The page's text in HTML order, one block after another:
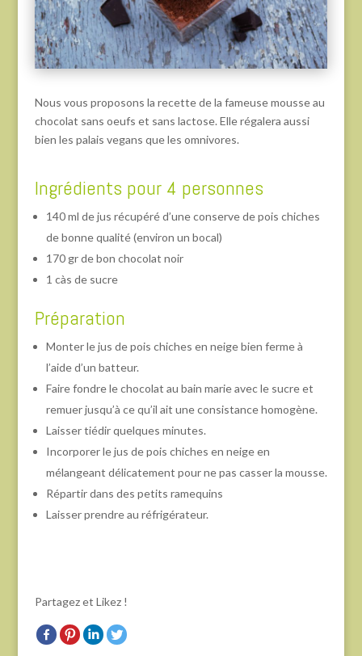
Nous vous proposons la recette de la fameuse mousse au
chocolat sans oeufs et sans lactose. Elle régalera aussi
bien les palais vegans que les omnivores.
Ingrédients pour 4 personnes
140 ml de jus récupéré d’une conserve de pois chiches
de bonne qualité (environ un bocal)
170 gr de bon chocolat noir
1 càs de sucre
Préparation
Monter le jus de pois chiches en neige bien ferme à
l’aide d’un batteur.
Faire fondre le chocolat au bain marie avec le sucre et
remuer jusqu’à ce qu’il ait une consistance homogène.
Laisser tiédir quelques minutes.
Incorporer le jus de pois chiches en neige en
mélangeant délicatement pour ne pas casser la mousse.
Répartir dans des petits ramequins
Laisser prendre au réfrigérateur.
Partagez et Likez !